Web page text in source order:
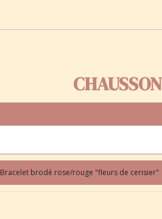
Bracelet brodé rose/rouge "fleurs de cerisier"